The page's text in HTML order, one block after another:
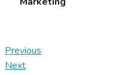
Previous
Next